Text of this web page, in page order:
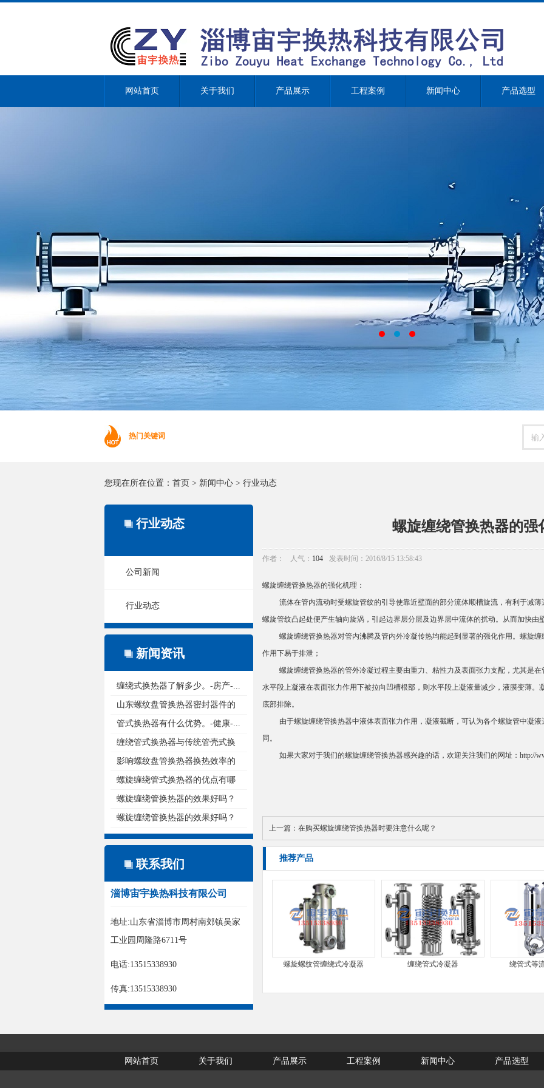
网站首页 关于我们 产品展示 工程案例 新闻中心 产品选型
热门关键词
您现在所在位置： 首页 > 新闻中心 > 行业动态
行业动态
公司新闻
行业动态
新闻资讯
缠绕式换热器了解多少。-房产-...
山东螺纹盘管换热器密封器件的
重...
管式换热器有什么优势。-健康-...
缠绕管式换热器与传统管壳式换
热...
影响螺纹盘管换热器换热效率的
原...
螺旋缠绕管式换热器的优点有哪
些...
螺旋缠绕管换热器的效果好吗？
螺旋缠绕管换热器的效果好吗？
联系我们
淄博宙宇换热科技有限公司
地址:山东省淄博市周村南郊镇吴家
工业园周隆路6711号
电话:13515338930
传真:13515338930
螺旋缠绕管换热器的强
作者： 人气： 104 发表时间：2016/8/15 13:58:43
螺旋缠绕管换热器的强化机理：
流体在管内流动时受螺旋管纹的引导使靠近壁面的部分流体顺槽旋流，有利于减
螺旋管纹凸起处便产生轴向旋涡，引起边界层分层及边界层中流体的扰动。从而加快由
螺旋缠绕管换热器对管内沸腾及管内外冷凝传热均能起到显著的强化作用。 螺旋缠
作用下易于排泄；
螺旋缠绕管换热器的管外冷凝过程主要由重力、粘性力及表面张力支配，尤其是
水平段上凝液在表面张力作用下被拉向凹槽根部，则水平段上凝液量减少，液膜变薄
底部排除。
由于螺旋缠绕管换热器中液体表面张力作用，凝液截断，可认为各个螺旋管中凝
同。
如果大家对于我们的螺旋缠绕管换热器感兴趣的话，欢迎关注我们的网址： http://
上一篇： 在购买螺旋缠绕管换热器时要注意什么呢？
推荐产品
螺旋螺纹管缠绕式冷凝器 缠绕管式冷凝器 绕管式等
网站首页 关于我们 产品展示 工程案例 新闻中心 产品选型